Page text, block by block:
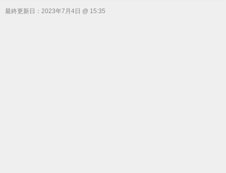
最終更新日： 2023年7月4日 @ 15:35